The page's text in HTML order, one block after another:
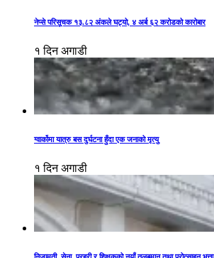
नेप्से परिसूचक १३.८२ अंकले घट्यो, ४ अर्ब ६२ करोडको कारोबार
१ दिन अगाडी
ग्वार्कोमा यात्रु बस दुर्घटना हुँदा एक जनाको मृत्यु
१ दिन अगाडी